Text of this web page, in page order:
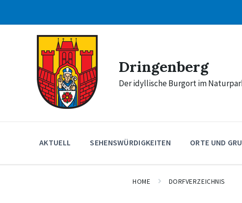
content
main
footer
Dringenberg
Der idyllische Burgort im
AKTUELL SEHENSWÜRDIGKEITEN ORTE UND
HOME DORFVERZEICHNIS